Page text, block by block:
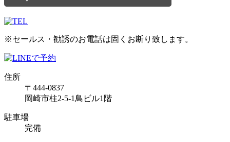
※セールス・勧誘のお電話は固くお断り致します。
住所
〒444-0837
岡崎市柱2-5-1鳥ビル1階
駐車場
完備